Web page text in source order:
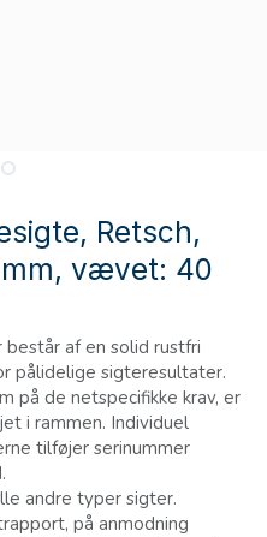
Retsch,
vævet: 40
af en solid rustfri
pålidelige sigteresultater.
på de netspecifikke krav, er
i rammen. Individuel
tilføjer serinummer
andre typer sigter.
på anmodning